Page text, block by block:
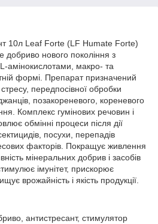
10л Leaf Forte (LF Humate Forte)
нового покоління з
амінокислотами, макро- та
формі. Препарат призначений
передпосівної обробки
позакореневого, кореневого
Комплекс гумінових речовин і
обмінні процеси після дії
посухи, перепадів
факторів. Покращує живлення
мінеральних добрив і засобів
імунітет, прискорює
врожайність і якість продукції.
антистресант, стимулятор